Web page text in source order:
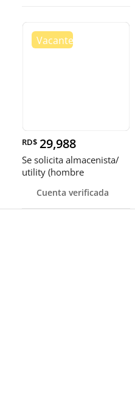
RD$ 29,988
Se solicita almacenista/
utility (hombre
Cuenta verificada